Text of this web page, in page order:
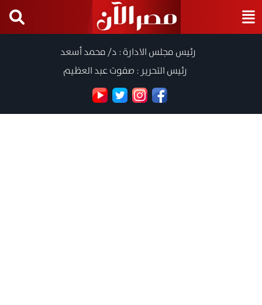
رئيس مجلس الادارة : د/ محمد أسعد
رئيس التحرير : صفوت عبد العظيم